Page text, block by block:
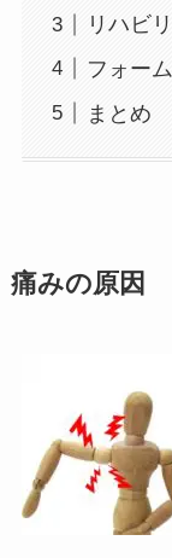
リハビリ
フォー
まとめ
痛みの原因